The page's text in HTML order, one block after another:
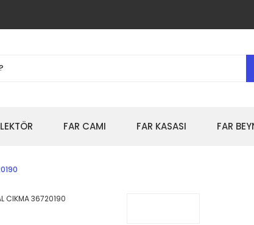
FAR CAMI FAR KASASI FAR